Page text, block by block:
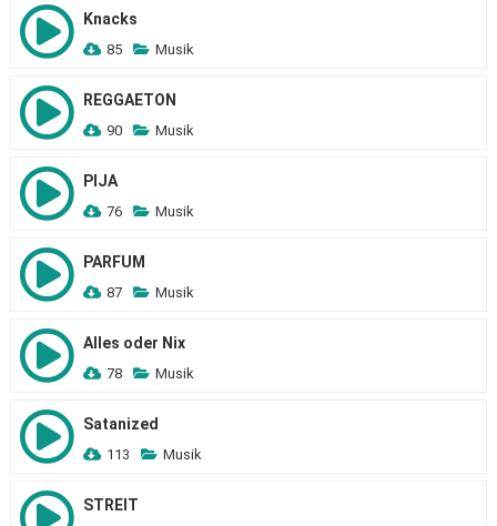
Knacks
85 Musik
REGGAETON
90 Musik
PIJA
76 Musik
PARFUM
87 Musik
Alles oder Nix
78 Musik
Satanized
113 Musik
STREIT